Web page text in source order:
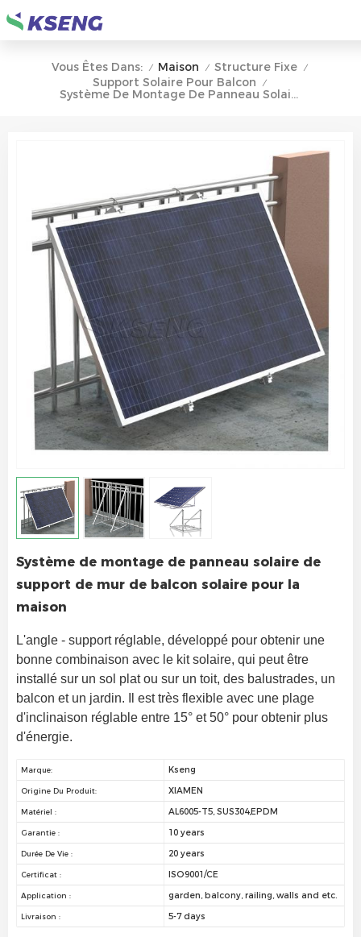
Vous Êtes Dans: / Maison / Structure Fixe /
Support Solaire Pour Balcon /
Système De Montage De Panneau Solaire De Support De Mur De Balcon Solaire Pour La Maison
Système de montage de panneau solaire de
support de mur de balcon solaire pour la
maison
L'angle - support réglable, développé pour obtenir une
bonne combinaison avec le kit solaire, qui peut être
installé sur un sol plat ou sur un toit, des balustrades, un
balcon et un jardin. Il est très flexible avec une plage
d'inclinaison réglable entre 15° et 50° pour obtenir plus
d'énergie.
Marque: Kseng
Origine Du Produit: XIAMEN
Matériel : AL6005-T5, SUS304,EPDM
Garantie : 10 years
Durée De Vie : 20 years
Certificat : ISO9001/CE
Application : garden, balcony, railing, walls and etc.
Livraison : 5-7 days